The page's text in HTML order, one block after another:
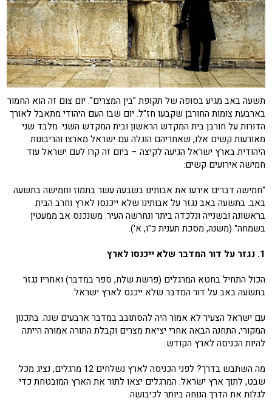
תשעה באב מגיע בסופה של תקופת "בין המְצרים". יום צום זה הוא החמור
בארבעת צומות החורבן שקבעו חז"ל. יום שבו העם היהודי מתאבל לאורך
הדורות על חורבן בית המקדש הראשון ובית המקדש השני. מלבד שני
מאורעות קשים אלו, שאחריהם הוגלה עם ישראל מארצו והריבונות
היהודית בארץ ישראל הגיעה לקיצה – ביום זה קרו לעם ישראל עוד
חמישה אירועים קשים:
"חמישה דברים אירעו את אבותינו בשבעה עשר בתמוז וחמישה בתשעה
באב. בתשעה באב נגזר על אבותינו שלא ייכנסו לארץ וחרב הבית
בראשונה ובשנייה ונלכדה ביתר ונחרשה העיר. משנכנס אב ממעטין
בשמחה" (משנה, מסכת תענית כ"ו, א').
1. נגזר על דור המדבר שלא ייכנסו לארץ
הכול התחיל בחטא המרגלים (פרשת שלח, ספר במדבר) ואחריו נגזר
בתשעה באב על דור המדבר שלא ייכנס לארץ ישראל.
עם ישראל הצעיר לא אמור היה להסתובב במדבר ארבעים שנה. בתכנון
המקורי, התחנה הבאה אחרי יציאת מצרים וקבלת התורה אמורה הייתה
להיות הכניסה לארץ הקודש.
מה השתבש בדרך? לפני הכניסה לארץ נשלחים 12 מרגלים, נציג מכל
שבט, לתוך ארץ ישראל. המרגלים יצאו לתור את הארץ המובטחת כדי
לגלות את הדרך הנוחה ביותר לכיבושה.